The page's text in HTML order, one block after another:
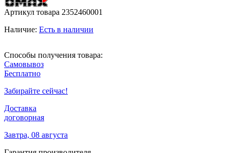
Артикул товара 2352460001
Наличие: Есть в наличии
Способы получения товара:
Самовывоз
Бесплатно
Забирайте сейчас!
Доставка
договорная
Завтра, 08 августа